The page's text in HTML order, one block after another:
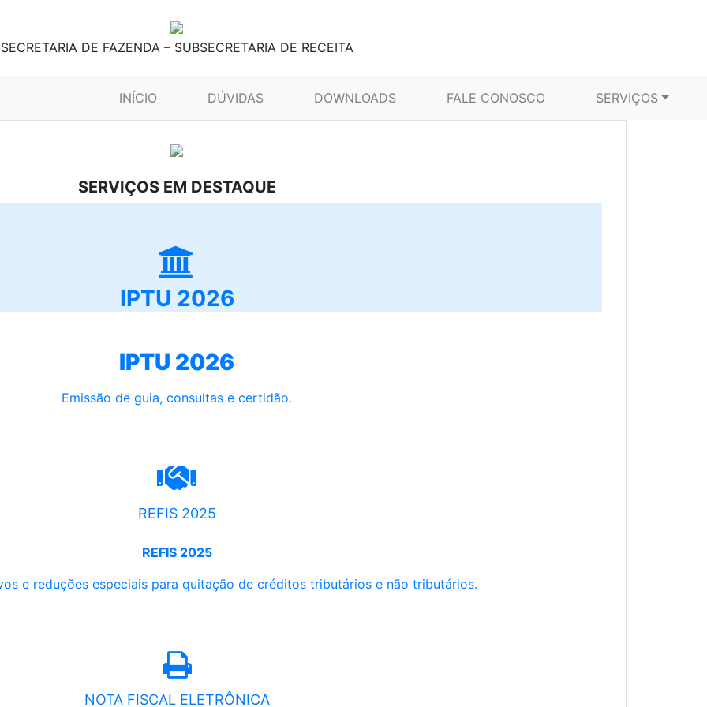
SECRETARIA DE FAZENDA – SUBSECRETARIA DE RECEITA
INÍCIO (CURRENT)DÚVIDAS DOWNLOADS FALE CONOSCO SERVIÇOS
SERVIÇOS EM DESTAQUE
IPTU 2026
IPTU 2026
Emissão de guia, consultas e certidão.
REFIS 2025
REFIS 2025
e reduções especiais para quitação de créditos tributários e não tributários.
NOTA FISCAL ELETRÔNICA